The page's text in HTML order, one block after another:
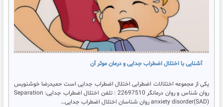
درمانگر
آشنایی با اختلال اضطراب جدایی و درمان موثر آن
یکی از مجموعه اختلالات اضطرابی اختلال اضطراب جدایی است حمیدرضا خوشنویس
روان شناس و روان درمانگر 22697510 : تلفن اختلال اضطراب جدایی: Separation
anxiety disorder(SAD) روان شناسان اختلال اضطراب جدایی…